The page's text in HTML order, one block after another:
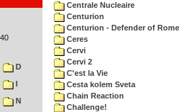
D
I
N
Centrale Nucleaire
Centurion
Centurion - Defender of Rome
Ceres
Cervi
Cervi 2
C'est la Vie
Cesta kolem Sveta
Chain Reaction
Challenge!